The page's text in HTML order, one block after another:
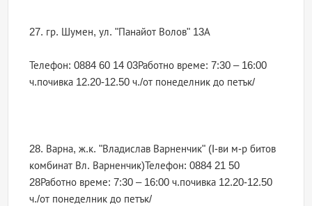
27. гр. Шумен, ул. "Панайот Волов" 13А
Телефон: 0884 60 14 03Работно време: 7:30 – 16:00
ч.почивка 12.20-12.50 ч./от понеделник до петък/
28. Варна, ж.к. "Владислав Варненчик" (I-ви м-р битов
комбинат Вл. Варненчик)Телефон: 0884 21 50
28Работно време: 7:30 – 16:00 ч.почивка 12.20-12.50
ч./от понеделник до петък/